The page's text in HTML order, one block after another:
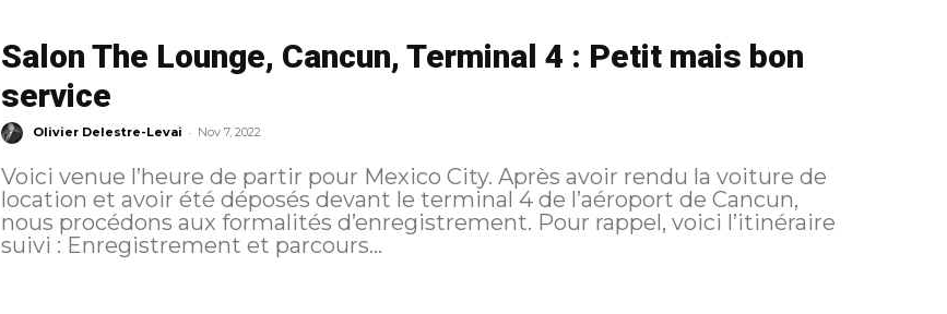
Salon The Lounge, Cancun, Terminal 4 : Petit mais bon
service
Olivier Delestre-Levai - Nov 7, 2022
Voici venue l’heure de partir pour Mexico City. Après avoir rendu la voiture de
location et avoir été déposés devant le terminal 4 de l’aéroport de Cancun,
nous procédons aux formalités d’enregistrement. Pour rappel, voici l’itinéraire
suivi : Enregistrement et parcours...